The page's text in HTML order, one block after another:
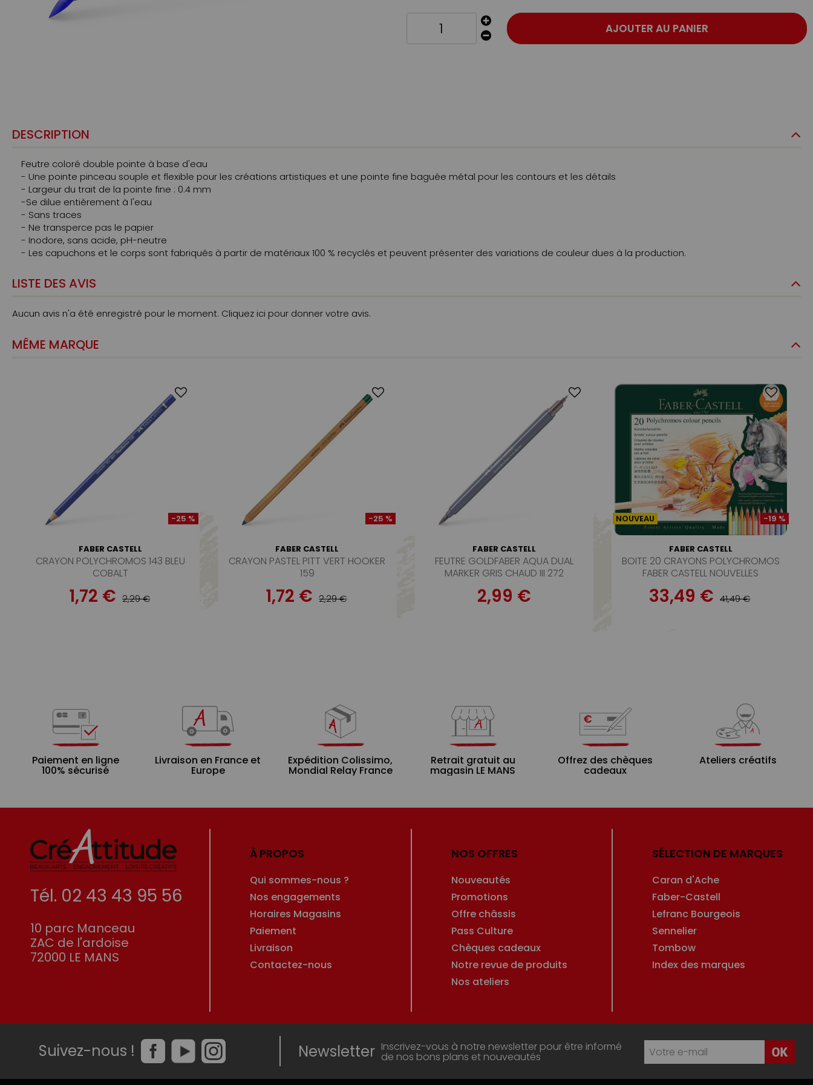
AJOUTER AU PANIER
DESCRIPTION
Feutre coloré double pointe à base d'eau
- Une pointe pinceau souple et flexible pour les créations artistiques et une pointe fine baguée métal pour les contours et les détails
- Largeur du trait de la pointe fine : 0.4 mm
-Se dilue entièrement à l'eau
- Sans traces
- Ne transperce pas le papier
- Inodore, sans acide, pH-neutre
- Les capuchons et le corps sont fabriqués à partir de matériaux 100 % recyclés et peuvent présenter des variations de couleur dues à la production.
LISTE DES AVIS
Aucun avis n'a été enregistré pour le moment. Cliquez ici pour donner votre avis.
MÊME MARQUE
-25 %
FABER CASTELL
CRAYON POLYCHROMOS 143 BLEU
COBALT
1,72 € 2,29 €
-25 %
FABER CASTELL
CRAYON PASTEL PITT VERT HOOKER
159
1,72 € 2,29 €
FABER CASTELL
FEUTRE GOLDFABER AQUA DUAL
MARKER GRIS CHAUD III 272
2,99 €
NOUVEAU -19 %
FABER CASTELL
BOITE 20 CRAYONS POLYCHROMOS
FABER CASTELL NOUVELLES
COULEURS
33,49 € 41,49 €
Paiement en ligne
100% sécurisé
Livraison en France et
Europe
Expédition Colissimo,
Mondial Relay France
Retrait gratuit au
magasin LE MANS
Offrez des chèques
cadeaux
Ateliers créatifs
Tél. 02 43 43 95 56
10 parc Manceau
ZAC de l'ardoise
72000 LE MANS
À PROPOS
Qui sommes-nous ?
Nos engagements
Horaires Magasins
Paiement
Livraison
Contactez-nous
NOS OFFRES
Nouveautés
Promotions
Offre châssis
Pass Culture
Chèques cadeaux
Notre revue de produits
Nos ateliers
SÉLECTION DE MARQUES
Caran d'Ache
Faber-Castell
Lefranc Bourgeois
Sennelier
Tombow
Index des marques
Suivez-nous ! Newsletter Inscrivez-vous à notre newsletter pour être informé
de nos bons plans et nouveautés